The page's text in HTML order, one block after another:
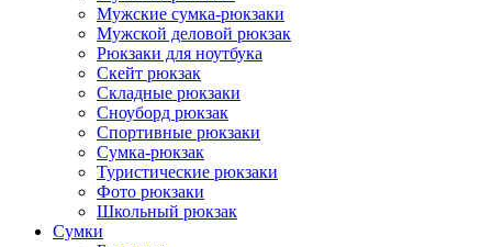
Мужские сумка-рюкзаки
Мужской деловой рюкзак
Рюкзаки для ноутбука
Скейт рюкзак
Складные рюкзаки
Сноуборд рюкзак
Спортивные рюкзаки
Сумка-рюкзак
Туристические рюкзаки
Фото рюкзаки
Школьный рюкзак
Сумки